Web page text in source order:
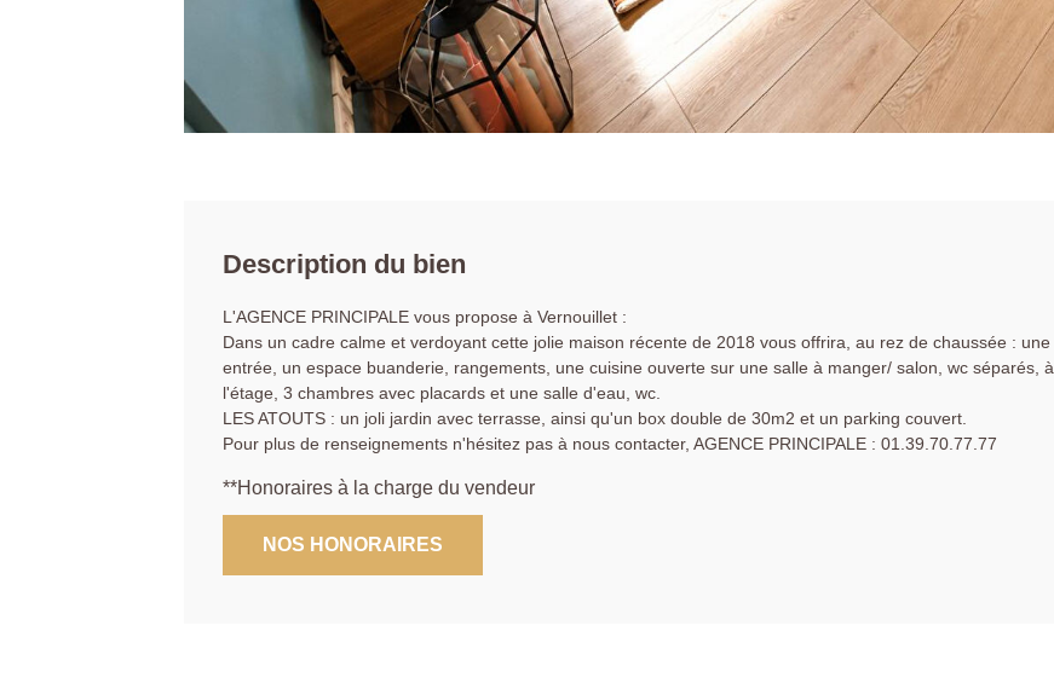
Description du bien
L'AGENCE PRINCIPALE vous propose à Vernouillet :
Dans un cadre calme et verdoyant cette jolie maison récente de 2018 vous offrira, au rez de chaussée : une
entrée, un espace buanderie, rangements, une cuisine ouverte sur une salle à manger/ salon, wc séparés, à
l'étage, 3 chambres avec placards et une salle d'eau, wc.
LES ATOUTS : un joli jardin avec terrasse, ainsi qu'un box double de 30m2 et un parking couvert.
Pour plus de renseignements n'hésitez pas à nous contacter, AGENCE PRINCIPALE : 01.39.70.77.77
**Honoraires à la charge du vendeur
NOS HONORAIRES